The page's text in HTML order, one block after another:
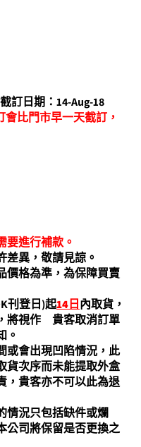
訂日期：14-Aug-18
比門市早一天截訂，
要進行補款。
差異，敬請見諒。
價格為準，為保障買賣
刊登日)起14日內取貨，
將視作 貴客取消訂單
。
或會出現凹陷情況，此
貨次序而未能提取外盒
，貴客亦不可以此為退
情況只包括缺件或爛
公司將保留是否更換之